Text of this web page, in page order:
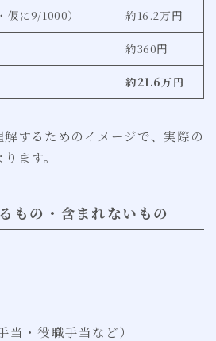
に9/1000） 約16.2万円
約360円
約21.6万円
するためのイメージで、実際の
ます。
もの・含まれないもの
当・役職手当など）